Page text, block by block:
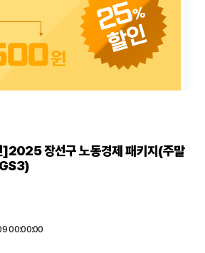
장선구 노동경제 패키지(주말
00:00:00